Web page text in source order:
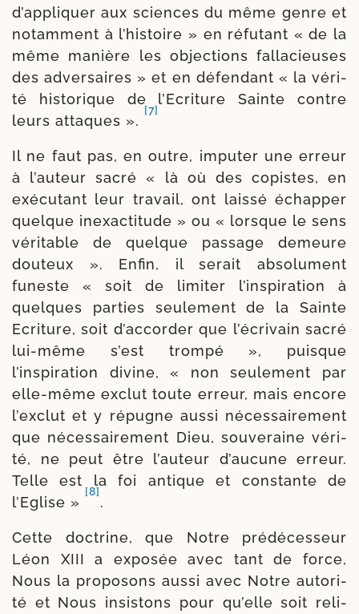
d’appli­quer aux sciences du même genre et
notam­ment à l’histoire » en réfu­tant « de la
même manière les objec­tions fal­la­cieuses
des adver­saires » et en défen­dant « la véri­
té his­to­rique de l’Ecriture Sainte contre
leurs attaques ».
[7]
Il ne faut pas, en outre, impu­ter une erreur
à l’auteur sacré « là où des copistes, en
exé­cu­tant leur tra­vail, ont lais­sé échap­per
quelque inexac­ti­tude » ou « lorsque le sens
véri­table de quelque pas­sage demeure
dou­teux ». Enfin, il serait abso­lu­ment
funeste « soit de limi­ter l’inspiration à
quelques par­ties seule­ment de la Sainte
Ecriture, soit d’accorder que l’écrivain sacré
lui-​même s’est trom­pé », puisque
l’inspiration divine, « non seule­ment par
elle-​même exclut toute erreur, mais encore
l’exclut et y répugne aus­si néces­sairement
que néces­sai­re­ment Dieu, sou­ve­raine véri­
té, ne peut être l’auteur d’aucune erreur.
Telle est la foi antique et constante de
l’Eglise »
[8]
.
Cette doc­trine, que Notre pré­dé­ces­seur
Léon XIII a expo­sée avec tant de force,
Nous la pro­po­sons aus­si avec Notre auto­ri­
té et Nous insis­tons pour qu’elle soit reli­